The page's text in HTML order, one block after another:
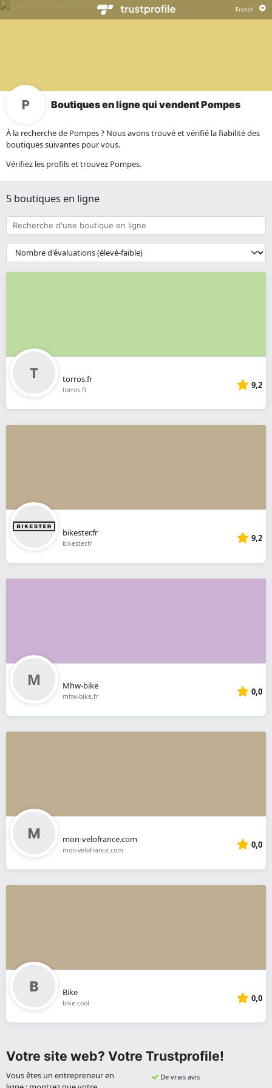
Boutiques en ligne qui vendent Pompes
À la recherche de Pompes ? Nous avons trouvé et vérifié la fiabilité des
boutiques suivantes pour vous.
Vérifiez les profils et trouvez Pompes.
5 boutiques en ligne
Recherche
d'une
boutique
{{
__('Sort')
}}
torros.fr
torros.fr 9,2
bikester.fr
bikester.fr 9,2
Mhw-bike
mhw-bike.fr 0,0
mon-velofrance.com
mon-velofrance.com 0,0
Bike
bike.cool 0,0
Votre site web? Votre Trustprofile!
Vous êtes un entrepreneur en
De vrais avis